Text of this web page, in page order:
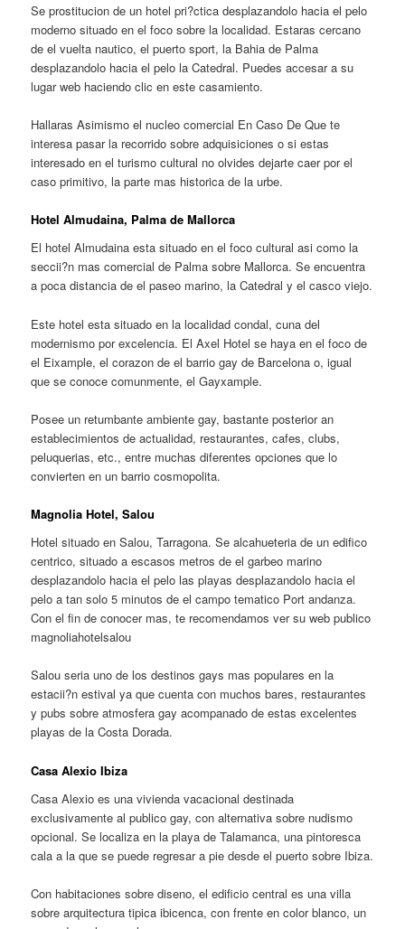
Se prostitucion de un hotel pri?ctica desplazandolo hacia el pelo
moderno situado en el foco sobre la localidad. Estaras cercano
de el vuelta nautico, el puerto sport, la Bahia de Palma
desplazandolo hacia el pelo la Catedral. Puedes accesar a su
lugar web haciendo clic en este casamiento.
Hallaras Asimismo el nucleo comercial En Caso De Que te
interesa pasar la recorrido sobre adquisiciones o si estas
interesado en el turismo cultural no olvides dejarte caer por el
caso primitivo, la parte mas historica de la urbe.
Hotel Almudaina, Palma de Mallorca
El hotel Almudaina esta situado en el foco cultural asi­ como la
seccii?n mas comercial de Palma sobre Mallorca. Se encuentra
a poca distancia de el paseo marino, la Catedral y el casco viejo.
Este hotel esta situado en la localidad condal, cuna del
modernismo por excelencia. El Axel Hotel se haya en el foco de
el Eixample, el corazon de el barrio gay de Barcelona o, igual
que se conoce comunmente, el Gayxample.
Posee un retumbante ambiente gay, bastante posterior an
establecimientos de actualidad, restaurantes, cafes, clubs,
peluquerias, etc., entre muchas diferentes opciones que lo
convierten en un barrio cosmopolita.
Magnolia Hotel, Salou
Hotel situado en Salou, Tarragona. Se alcahueteria de un edifico
centrico, situado a escasos metros de el garbeo marino
desplazandolo hacia el pelo las playas desplazandolo hacia el
pelo a tan solo 5 minutos de el campo tematico Port andanza.
Con el fin de conocer mas, te recomendamos ver su web publico
magnoliahotelsalou
Salou seri­a uno de los destinos gays mas populares en la
estacii?n estival ya que cuenta con muchos bares, restaurantes
y pubs sobre atmosfera gay acompanado de estas excelentes
playas de la Costa Dorada.
Casa Alexio Ibiza
Casa Alexio es una vivienda vacacional destinada
exclusivamente al publico gay, con alternativa sobre nudismo
opcional. Se localiza en la playa de Talamanca, una pintoresca
cala a la que se puede regresar a pie desde el puerto sobre Ibiza.
Con habitaciones sobre diseno, el edificio central es una villa
sobre arquitectura tipica ibicenca, con frente en color blanco, un